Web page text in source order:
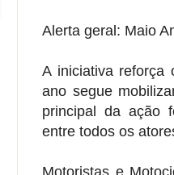
Alerta geral: Maio
A iniciativa reforça
ano segue
principal da ação
entre todos os